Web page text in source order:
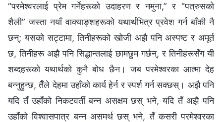
“परमेश्‍वरलाई प्रेम गर्नेहरूको उदाहरण र नमुना,” र “पत्रुसको
शैली” जस्ता नयाँ वाक्याङ्शहरूको यथार्थभित्र प्रवेश गर्न बाँकी नै
छन्‌; यसको सट्टामा, तिनीहरूको खोजी अझै पनि अस्पष्ट र अमूर्त
छ, तिनीहरू अझै पनि सिद्धान्तलाई छामछुम गर्छन्‌, र तिनीहरूसँग यी
शब्दहरूको यथार्थको कुनै बोध छैन। जब परमेश्‍वरका आत्मा देह
बन्नुहुन्छ, तैँले देहमा उहाँको कार्य हेर्न र स्पर्श गर्न सक्छस्‌। अझै पनि
यदि तँ उहाँको निकटवर्ती बन्न असक्षम छस्‌ भने, यदि तँ अझै पनि
उहाँको विश्‍वासपात्र बन्न असमर्थ छस्‌ भने, तँ कसरी परमेश्‍वरका